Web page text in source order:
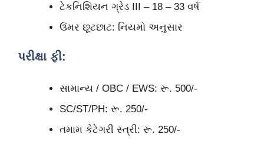
ટેકનિશિયન ગ્રેડ III – 18 – 33 વર્ષ
ઉંમર છૂટછાટ: નિયમો અનુસાર
પરીક્ષા ફી:
સામાન્ય / OBC / EWS: રૂ. 500/-
SC/ST/PH: રૂ. 250/-
તમામ કેટેગરી સ્ત્રી: રૂ. 250/-